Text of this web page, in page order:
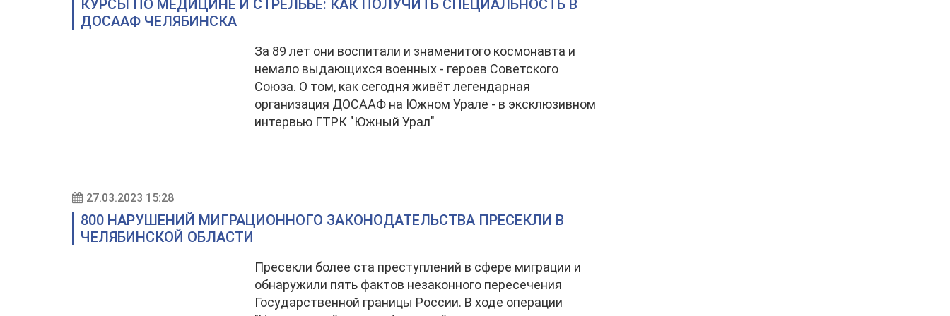
КУРСЫ ПО МЕДИЦИНЕ И СТРЕЛЬБЕ: КАК ПОЛУЧИТЬ СПЕЦИАЛЬНОСТЬ В
ДОСААФ ЧЕЛЯБИНСКА
За 89 лет они воспитали и знаменитого космонавта и
немало выдающихся военных - героев Советского
Союза. О том, как сегодня живёт легендарная
организация ДОСААФ на Южном Урале - в эксклюзивном
интервью ГТРК "Южный Урал"
27.03.2023 15:28
800 НАРУШЕНИЙ МИГРАЦИОННОГО ЗАКОНОДАТЕЛЬСТВА ПРЕСЕКЛИ В
ЧЕЛЯБИНСКОЙ ОБЛАСТИ
Пресекли более ста преступлений в сфере миграции и
обнаружили пять фактов незаконного пересечения
Государственной границы России. В ходе операции